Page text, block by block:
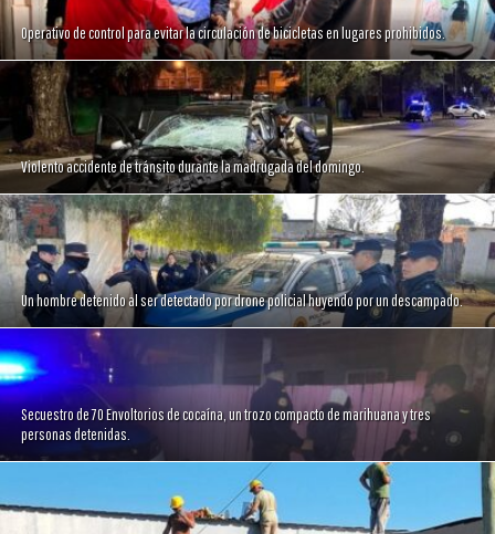
Operativo de control para evitar la circulación de bicicletas en lugares prohibidos.
Violento accidente de tránsito durante la madrugada del domingo.
Un hombre detenido al ser detectado por drone policial huyendo por un descampado.
Secuestro de 70 Envoltorios de cocaína, un trozo compacto de marihuana y tres
personas detenidas.